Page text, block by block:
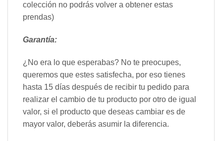
colección no podrás volver a obtener estas
prendas)
Garantía:
¿No era lo que esperabas? No te preocupes,
queremos que estes satisfecha, por eso tienes
hasta 15 días después de recibir tu pedido para
realizar el cambio de tu producto por otro de igual
valor, si el producto que deseas cambiar es de
mayor valor, deberás asumir la diferencia.